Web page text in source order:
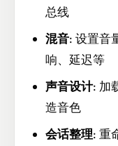
总线
混音: 设置音
响、延迟等
声音设计: 加
造音色
会话整理: 重